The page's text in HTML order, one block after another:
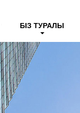
БІЗ ТУРАЛЫ